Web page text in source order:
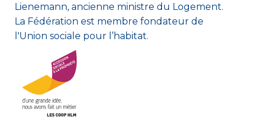
Lienemann, ancienne ministre du Logement.
La Fédération est membre fondateur de
l'Union sociale pour l’habitat.